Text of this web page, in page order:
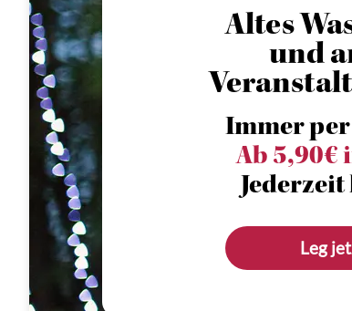
Altes
und
Immer
Ab 5,90€
Leg